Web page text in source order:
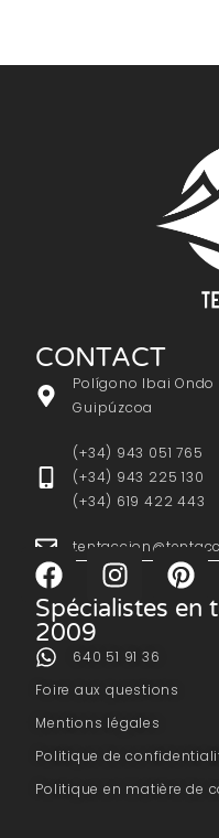
CONTACT
Polígono Ibai Ondo
Guipúzcoa
(+34) 943 051 765
(+34) 943 225 130
(+34) 619 422 443
Spécialistes en
2009
640 51 91 36
Foire aux questions
Mentions légales
Politique de
Politique en matière de